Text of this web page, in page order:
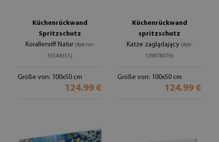
Küchenrückwand
Spritzschutz
Korallenriff Natur (#pk-nn-
35544351)
Größe von: 100x50 cm
124.99 €
Küchenrückwand
spritzschutz
Katze zaglądający (#pk-
139978079)
Größe von: 100x50 cm
124.99 €